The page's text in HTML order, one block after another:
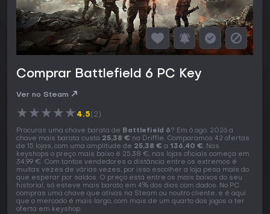
Comprar Battlefield 6 PC Key
Ver no Steam
★★★★★ 4.5(2)
Procuras uma chave barata de Battlefield 6? Em 6 ago. 2026 a
chave mais barata custa 25,38 € na Driffle. Comparamos 42 ofertas
de 15 lojas, com uma amplitude de 25,38 € a 136,40 €. Nas
keyshops o preço mais baixo é 25,38 €, nas lojas oficiais começa em
34,99 €. Com tantos vendedores a distância entre os extremos é
muitas vezes de várias vezes, por isso escolher a loja pesa mais do
que esperar por saldos. O preço está entre os mais baixos do seu
historial, só esteve mais barato em 4% dos dias com dados. No PC
compras uma chave que ativas na Steam ou noutro cliente, e é aqui
que o mercado é mais largo, com mais de um quarto dos jogos a ter
oferta em keyshop.